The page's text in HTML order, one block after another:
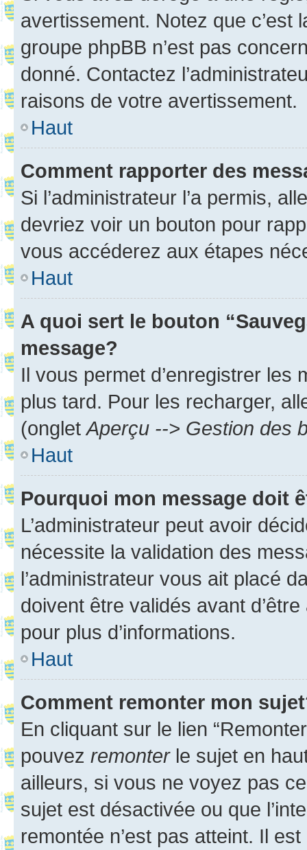
avertissement. Notez que c’est
groupe phpBB n’est pas
donné. Contactez
raisons de votre avertissement.
Haut
Comment rapporter des
Si l’administrateur l’a permis,
devriez voir un bouton pour
vous accéderez aux étapes
Haut
A quoi sert le bouton
message?
Il vous permet d’enregistrer
plus tard. Pour les recharger,
(onglet Aperçu --> Gestion des
Haut
Pourquoi mon message doit
L’administrateur peut avoir
nécessite la validation des
l’administrateur vous ait placé
doivent être validés avant
pour plus d’informations.
Haut
Comment remonter mon
En cliquant sur le lien
pouvez remonterle sujet en
ailleurs, si vous ne voyez pas
sujet est désactivée ou que
remontée n’est pas atteint. Il